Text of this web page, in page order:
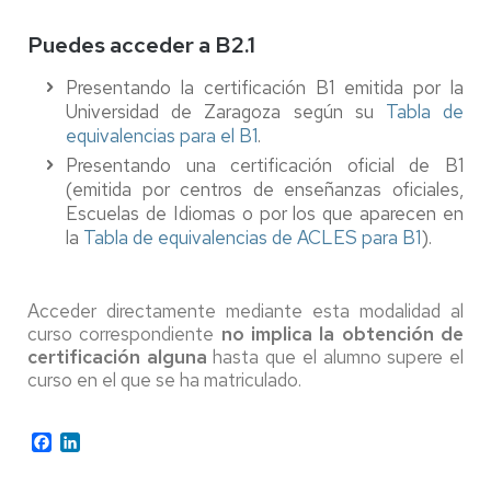
Puedes acceder a B2.1
Presentando la certificación B1 emitida por la
Universidad de Zaragoza según su Tabla de
equivalencias para el B1.
Presentando una certificación oficial de B1
(emitida por centros de enseñanzas oficiales,
Escuelas de Idiomas o por los que aparecen en
la Tabla de equivalencias de ACLES para B1).
Acceder directamente mediante esta modalidad al
curso correspondiente no implica la obtención de
certificación alguna hasta que el alumno supere el
curso en el que se ha matriculado.
Facebook